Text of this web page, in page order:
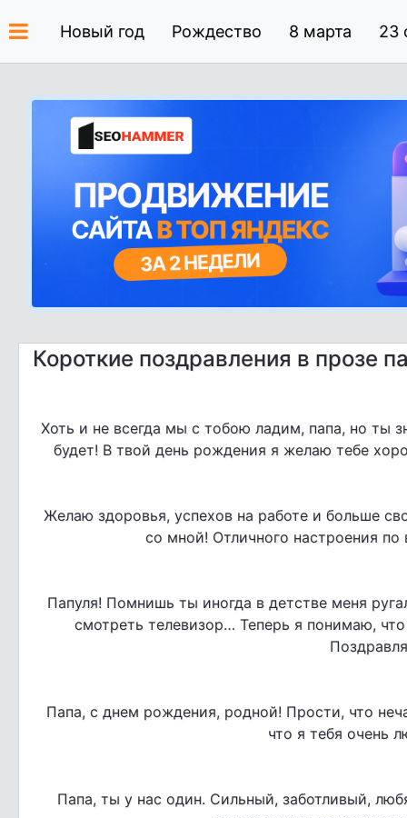
Новый год Рождество 8 марта 23
Короткие поздравления в прозе
Хоть и не всегда мы с тобою ладим, папа, но ты
будет! В твой день рождения я желаю тебе
Желаю здоровья, успехов на работе и больше
со мной! Отличного настроения по
Папуля! Помнишь ты иногда в детстве меня
смотреть телевизор… Теперь я понимаю,
Папа, с днем рождения, родной! Прости, что
что я тебя очень
Папа, ты у нас один. Сильный, заботливый,